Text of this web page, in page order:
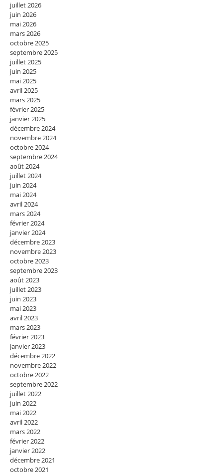
juillet 2026
juin 2026
mai 2026
mars 2026
octobre 2025
septembre 2025
juillet 2025
juin 2025
mai 2025
avril 2025
mars 2025
février 2025
janvier 2025
décembre 2024
novembre 2024
octobre 2024
septembre 2024
août 2024
juillet 2024
juin 2024
mai 2024
avril 2024
mars 2024
février 2024
janvier 2024
décembre 2023
novembre 2023
octobre 2023
septembre 2023
août 2023
juillet 2023
juin 2023
mai 2023
avril 2023
mars 2023
février 2023
janvier 2023
décembre 2022
novembre 2022
octobre 2022
septembre 2022
juillet 2022
juin 2022
mai 2022
avril 2022
mars 2022
février 2022
janvier 2022
décembre 2021
octobre 2021